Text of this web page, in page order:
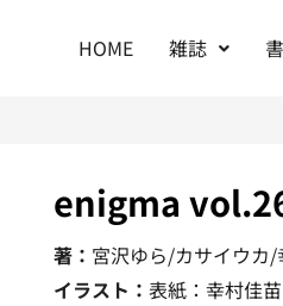
HOME 雑誌
enigma
著： 宮沢ゆら/カサイウカ
イラスト： 表紙：幸村佳苗